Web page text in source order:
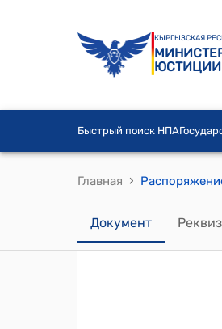
КЫРГЫЗСКАЯ
ЮСТИЦИИ
Быстрый поиск НПА
Главная ›
Документ